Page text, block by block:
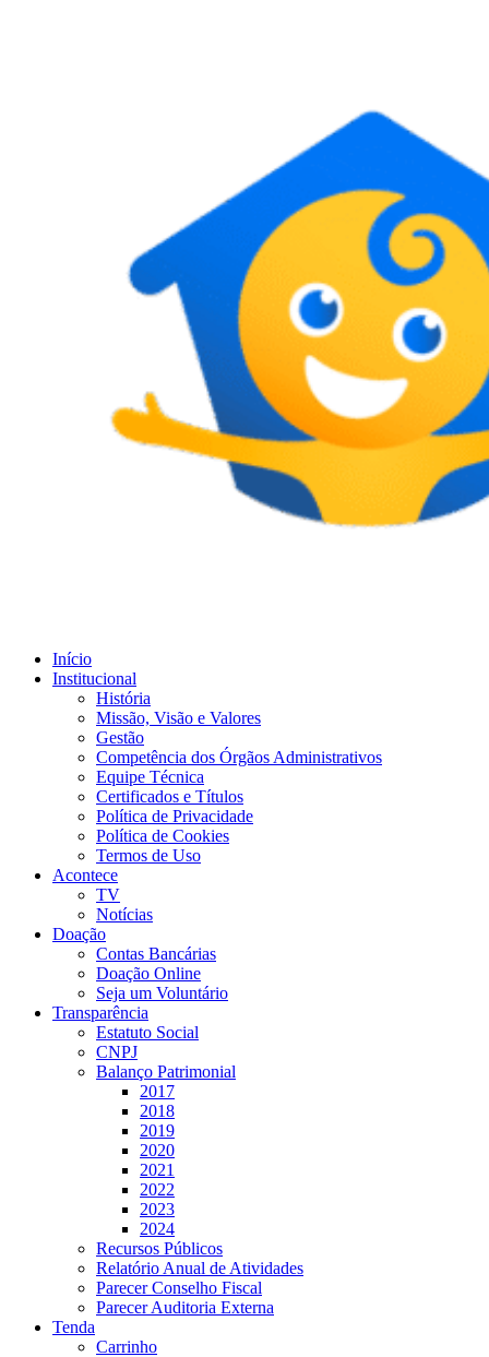
Início
Institucional
História
Missão, Visão e Valores
Gestão
Competência dos Órgãos Administrativos
Equipe Técnica
Certificados e Títulos
Política de Privacidade
Política de Cookies
Termos de Uso
Acontece
TV
Notícias
Doação
Contas Bancárias
Doação Online
Seja um Voluntário
Transparência
Estatuto Social
CNPJ
Balanço Patrimonial
2017
2018
2019
2020
2021
2022
2023
2024
Recursos Públicos
Relatório Anual de Atividades
Parecer Conselho Fiscal
Parecer Auditoria Externa
Tenda
Carrinho